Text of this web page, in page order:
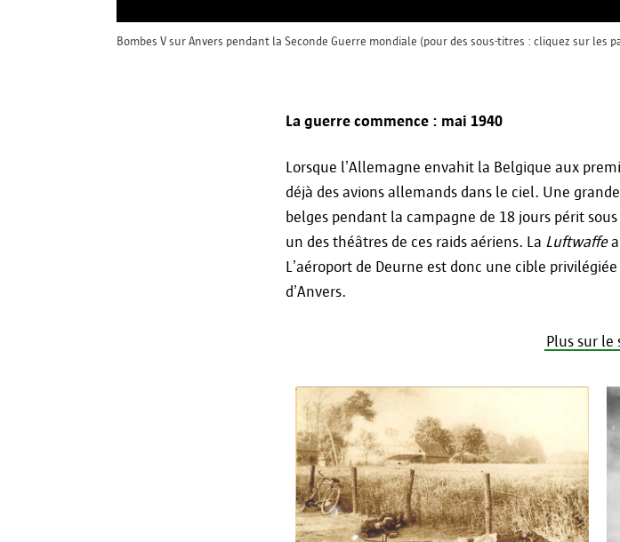
Bombes V sur Anvers pendant la Seconde Guerre mondiale (pour des sous-titres : cliquez sur les
La guerre commence : mai 1940
Lorsque l’Allemagne envahit la Belgique aux
déjà des avions allemands dans le ciel. Une
belges pendant la campagne de 18 jours périt
un des théâtres de ces raids aériens. La Luftwaffea
L’aéroport de Deurne est donc une cible
d’Anvers.
Plus sur le
ou à l'Autorité de
1210 Bruxelles
Autorité de Protection
Drukpersstraat 35
1000 Bruxelles
contact@apd-gba.be
tel que décrit dans
responsable de la
via